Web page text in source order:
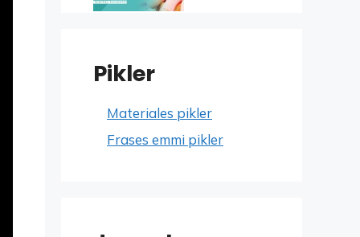
Pikler
Materiales pikler
Frases emmi pikler